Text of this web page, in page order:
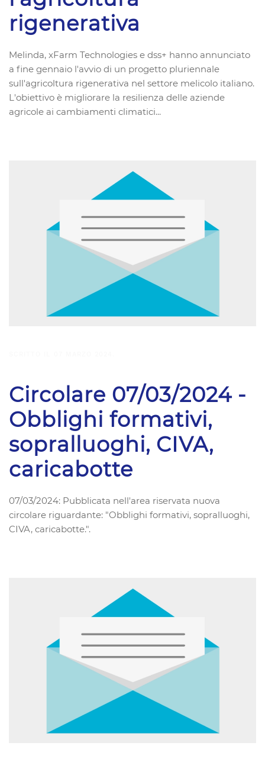
rigenerativa
Melinda, xFarm Technologies e dss+ hanno annunciato
a fine gennaio l'avvio di un progetto pluriennale
sull'agricoltura rigenerativa nel settore melicolo italiano.
L'obiettivo è migliorare la resilienza delle aziende
agricole ai cambiamenti climatici...
Circolare 07/03/2024 -
Obblighi formativi,
sopralluoghi, CIVA,
caricabotte
07/03/2024: Pubblicata nell'area riservata nuova
circolare riguardante: "Obblighi formativi, sopralluoghi,
CIVA, caricabotte.".